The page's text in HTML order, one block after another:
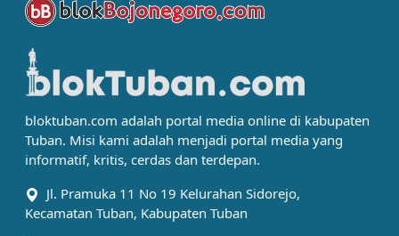
bloktuban.com adalah portal media online di kabupaten
Tuban. Misi kami adalah menjadi portal media yang
informatif, kritis, cerdas dan terdepan.
Jl. Pramuka 11 No 19 Kelurahan Sidorejo,
Kecamatan Tuban, Kabupaten Tuban